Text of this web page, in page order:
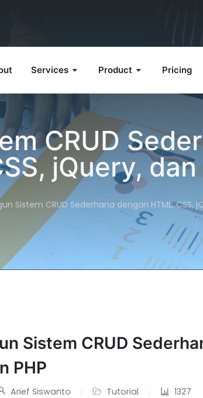
Services Product Pricing
CRUD
jQuery, dan
Sistem CRUD Sederhana dengan HTML, CSS,
Sistem CRUD
PHP
Arief Siswanto Tutorial 1327